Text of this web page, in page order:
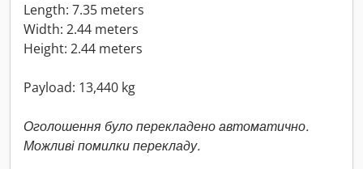
Length: 7.35 meters
Width: 2.44 meters
Height: 2.44 meters
Payload: 13,440 kg
Оголошення було перекладено автоматично.
Можливі помилки перекладу.